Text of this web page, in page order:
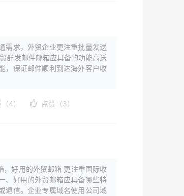
需求，外贸企业更注重批量发送
群发邮件邮箱应具备的功能高送
，保证邮件顺利到达海外客户收
4） 点赞（3）
，好用的外贸邮箱 更注重国际收
、好用的外贸邮箱应具备哪些特
退信。企业专属域名使用公司域